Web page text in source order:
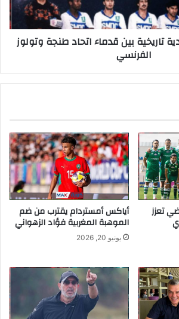
بين قدماء اتحاد طنجة وتولوز
الفرنسي
تعزز أياكس أمستردام يقترب من ضم
الموهبة المغربية فؤاد الزهواني
يونيو 20, 2026